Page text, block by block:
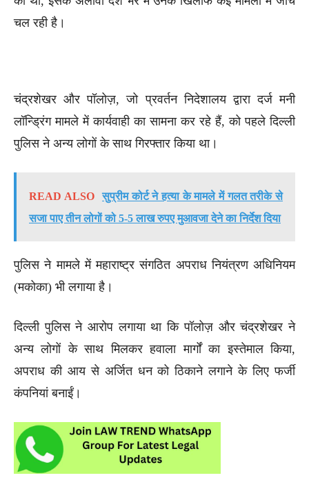
चल रही है।
चंद्रशेखर और पॉलोज़, जो प्रवर्तन निदेशालय द्वारा दर्ज मनी
लॉन्ड्रिंग मामले में कार्यवाही का सामना कर रहे हैं, को पहले दिल्ली
पुलिस ने अन्य लोगों के साथ गिरफ्तार किया था।
READ ALSO
सुप्रीम कोर्ट ने हत्या के मामले में गलत तरीके से
सजा पाए तीन लोगों को 5-5 लाख रुपए मुआवजा देने का निर्देश दिया
पुलिस ने मामले में महाराष्ट्र संगठित अपराध नियंत्रण अधिनियम
(मकोका) भी लगाया है।
दिल्ली पुलिस ने आरोप लगाया था कि पॉलोज़ और चंद्रशेखर ने
अन्य लोगों के साथ मिलकर हवाला मार्गों का इस्तेमाल किया,
अपराध की आय से अर्जित धन को ठिकाने लगाने के लिए फर्जी
कंपनियां बनाईं।